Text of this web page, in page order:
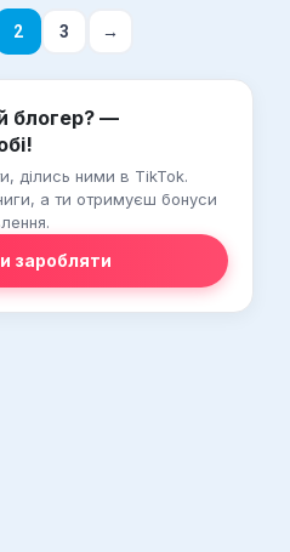
2 3 →
блогер? —
ділись ними в TikTok.
а ти отримуєш бонуси
заробляти